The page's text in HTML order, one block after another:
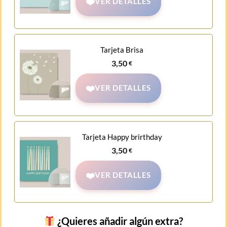
Tarjeta Brisa
3,50€
VER DETALLES
Tarjeta Happy brirthday
3,50€
VER DETALLES
¿Quieres añadir algún extra?